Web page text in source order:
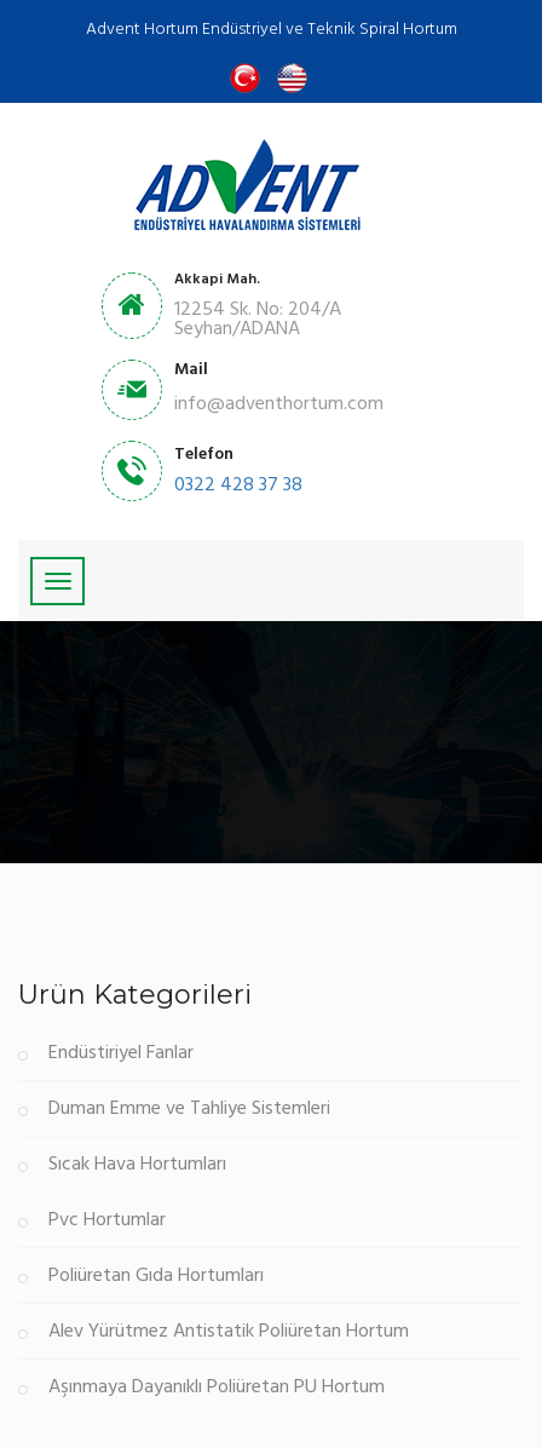
Advent Hortum Endüstriyel ve Teknik Spiral Hortum
Akkapi Mah.
12254 Sk. No: 204/A
Seyhan/ADANA
Mail
info@adventhortum.com
Telefon
0322 428 37 38
Ürün Kategorileri
Endüstiriyel Fanlar
Duman Emme ve Tahliye Sistemleri
Sıcak Hava Hortumları
Pvc Hortumlar
Poliüretan Gıda Hortumları
Alev Yürütmez Antistatik Poliüretan Hortum
Aşınmaya Dayanıklı Poliüretan PU Hortum